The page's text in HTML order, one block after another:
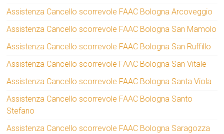
Assistenza Cancello scorrevole FAAC Bologna Arcoveggio
Assistenza Cancello scorrevole FAAC Bologna San Mamolo
Assistenza Cancello scorrevole FAAC Bologna San Ruffillo
Assistenza Cancello scorrevole FAAC Bologna San Vitale
Assistenza Cancello scorrevole FAAC Bologna Santa Viola
Assistenza Cancello scorrevole FAAC Bologna Santo
Stefano
Assistenza Cancello scorrevole FAAC Bologna Saragozza